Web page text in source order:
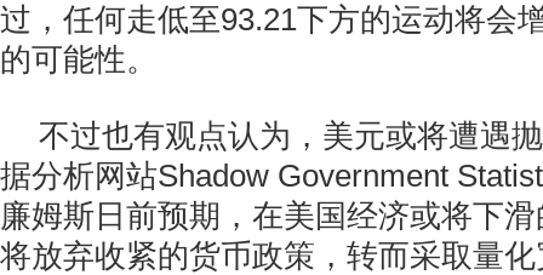
过，任何走低至93.21下方的运动将会
的可能性。
不过也有观点认为，美元或将遭遇
据分析网站Shadow Government
廉姆斯日前预期，在美国经济或将下
将放弃收紧的货币政策，转而采取量